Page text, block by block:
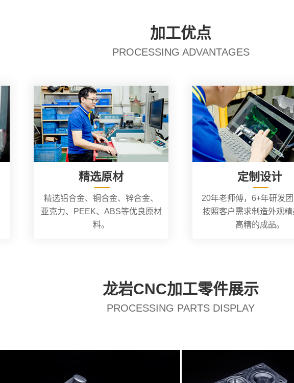
加工优点
PROCESSING ADVANTAGES
精选原材
精选铝合金、铜合金、锌合金、
亚克力、PEEK、ABS等优良原材
料。
定制设计
20年老师傅，6+年研发
按照客户需求制造外观精
高精的成品。
龙岩CNC加工零件展示
PROCESSING PARTS DISPLAY